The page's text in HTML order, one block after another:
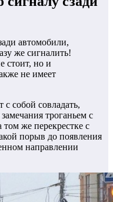
автомобили,
же сигналить!
стоит, но и
не имеет
собой совладать,
троганьем с
же перекрестке с
порыв до появления
направлении